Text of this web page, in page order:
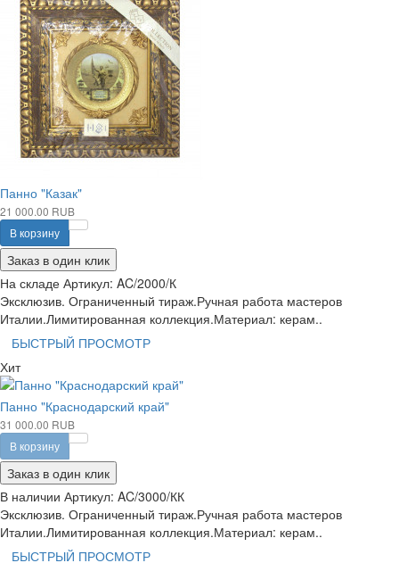
Панно "Казак"
21 000.00 RUB
В корзину
Заказ в один клик
На складе Артикул: AC/2000/К
Эксклюзив. Ограниченный тираж.Ручная работа мастеров
Италии.Лимитированная коллекция.Материал: керам..
БЫСТРЫЙ ПРОСМОТР
Хит
Панно "Краснодарский край"
31 000.00 RUB
В корзину
Заказ в один клик
В наличии Артикул: AC/3000/КК
Эксклюзив. Ограниченный тираж.Ручная работа мастеров
Италии.Лимитированная коллекция.Материал: керам..
БЫСТРЫЙ ПРОСМОТР